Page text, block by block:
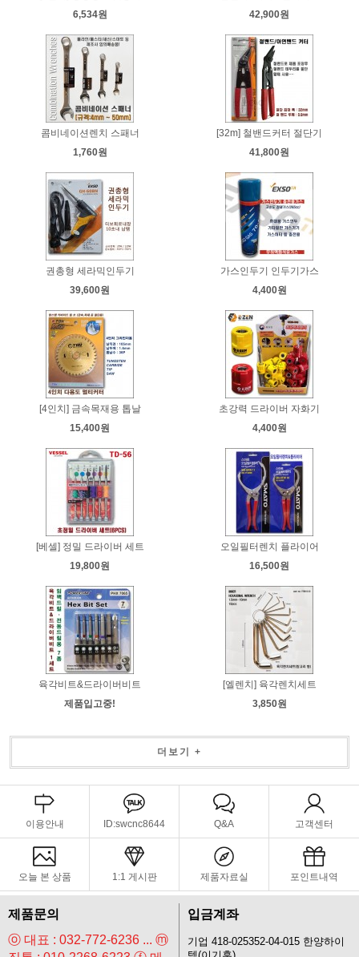
6,534원
42,900원
콤비네이션렌치 스패너
1,760원
[32m] 철밴드커터 절단기
41,800원
권총형 세라믹인두기
39,600원
가스인두기 인두기가스
4,400원
[4인치] 금속목재용 톱날
15,400원
초강력 드라이버 자화기
4,400원
[베셀] 정밀 드라이버 세트
19,800원
오일필터렌치 플라이어
16,500원
육각비트&드라이버비트
제품입고중!
[엘렌치] 육각렌치세트
3,850원
더보기 +
이용안내 ID:swcnc8644 Q&A 고객센터
오늘 본 상품 1:1 게시판 제품자료실 포인트내역
제품문의
ⓞ 대표 : 032-772-6236 ... ⓜ
입금계좌
기업 418-025352-04-015 한양하이